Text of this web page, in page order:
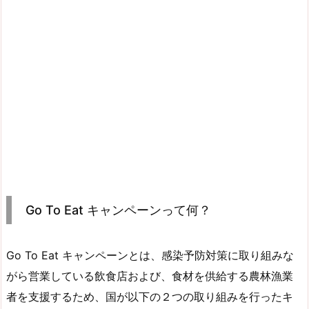
Go To Eat キャンペーンって何？
Go To Eat キャンペーンとは、感染予防対策に取り組みな
がら営業している飲食店および、食材を供給する農林漁業
者を支援するため、国が以下の２つの取り組みを行ったキ